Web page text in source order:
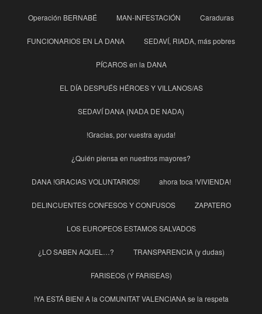
Operación BERNABÉ MAN-INFESTACIÓN Caraduras
FUNCIONARIOS EN LA DANA SEDAVÍ, RIADA, más pobres
PÍCAROS en la DANA
EL DÍA DESPUÉS HÉROES Y VILLANOS/AS
SEDAVÍ DANA (NADA DE NADA)
!Gracias, por vuestra ayuda!
¿Quién piensa en nuestros mayores?
DANA !GRACIAS VOLUNTARIOS! ahora toca !VIVIENDA!
DELINCUENTES CONFESOS Y CONFUSOS ZAPATERO
LOS EUROPEOS ESTAMOS SALVADOS
¿LO SABEN AQUEL…? TRANSPARENCIA (y dudas)
FARISEOS (Y FARISEAS)
!YA ESTÁ BIEN! A la COMUNITAT VALENCIANA se la respeta